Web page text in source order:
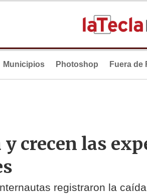
Municipios Photoshop Fuera de
y crecen las
registraron la